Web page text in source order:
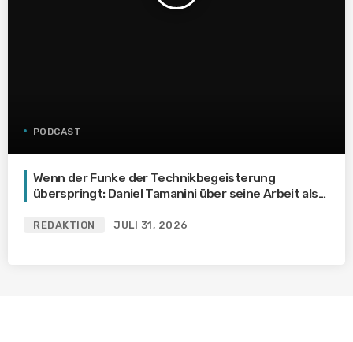
PODCAST
Wenn der Funke der Technikbegeisterung
überspringt: Daniel Tamanini über seine Arbeit als
Wichtigkeit inspirierender Mentoren
REDAKTION JULI 31, 2026